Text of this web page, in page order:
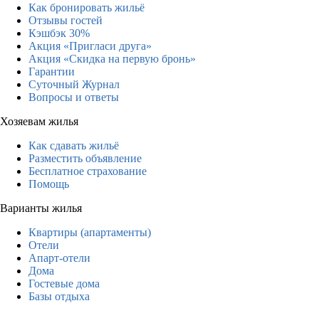
Как бронировать жильё
Отзывы гостей
Кэшбэк 30%
Акция «Пригласи друга»
Акция «Скидка на первую бронь»
Гарантии
Суточный Журнал
Вопросы и ответы
Хозяевам жилья
Как сдавать жильё
Разместить объявление
Бесплатное страхование
Помощь
Варианты жилья
Квартиры (апартаменты)
Отели
Апарт-отели
Дома
Гостевые дома
Базы отдыха